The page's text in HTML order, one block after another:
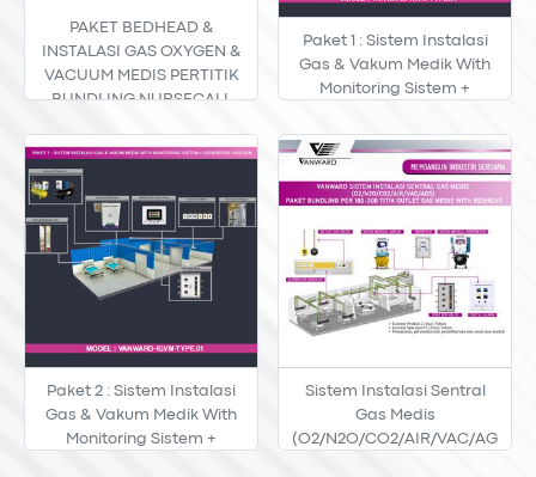
PAKET BEDHEAD &
INSTALASI GAS OXYGEN &
VACUUM MEDIS PERTITIK
BUNDLING NURSECALL
Paket 1 : Sistem Instalasi
Gas & Vakum Medik With
Monitoring Sistem +
Paket 2 : Sistem Instalasi
Gas & Vakum Medik With
Monitoring Sistem +
Sistem Instalasi Sentral
Gas Medis
(O2/N2O/CO2/AIR/VAC/AG